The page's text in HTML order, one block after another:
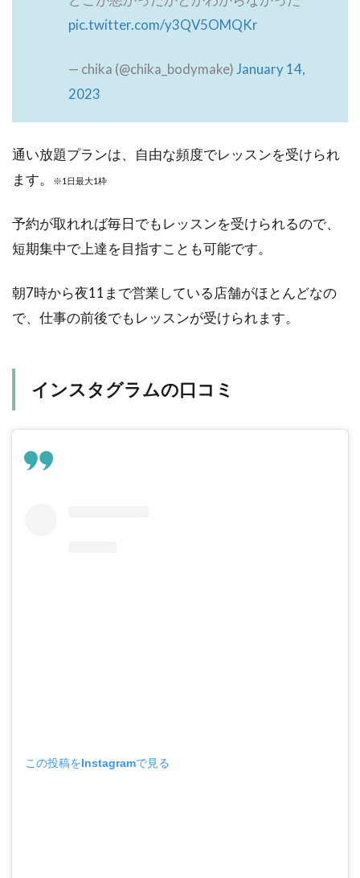
pic.twitter.com/y3QV5OMQKr
— chika (@chika_bodymake) January 14,
2023
通い放題プランは、自由な頻度でレッスンを受けられ
ます。
※1日最大1枠
予約が取れれば毎日でもレッスンを受けられるので、
短期集中で上達を目指すことも可能です。
朝7時から夜11まで営業している店舗がほとんどなの
で、仕事の前後でもレッスンが受けられます。
インスタグラムの口コミ
この投稿をInstagramで見る